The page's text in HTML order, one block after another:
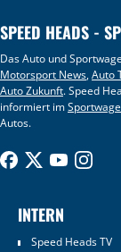
SPEED HEADS -
Das Auto und
Motorsport News,Auto
Auto Zukunft. Speed
informiert im
Autos.
INTERN
Speed Heads TV